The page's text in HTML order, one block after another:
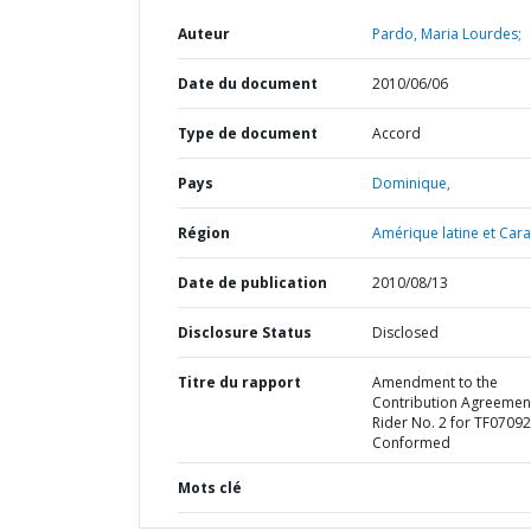
Auteur Pardo, Maria Lourdes;
Date du document 2010/06/06
Type de document Accord
Pays Dominique,
Région Amérique latine et
Date de publication 2010/08/13
Disclosure Status Disclosed
Titre du rapport
Amendment to the
Contribution
Rider No. 2 for
Conformed
Mots clé